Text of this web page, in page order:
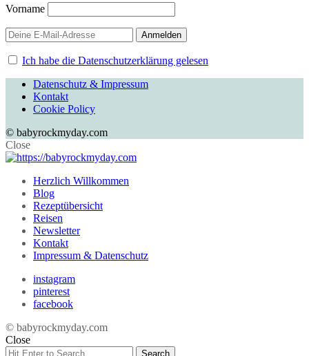
Vorname
Ich habe die Datenschutzerklärung gelesen
Datenschutz & Impressum
Kontakt
Cookie Policy
© babyrockmyday.com
Close
Herzlich Willkommen
Blog
Rezeptübersicht
Reisen
Newsletter
Kontakt
Impressum & Datenschutz
instagram
pinterest
facebook
© babyrockmyday.com
Close
Search
Search